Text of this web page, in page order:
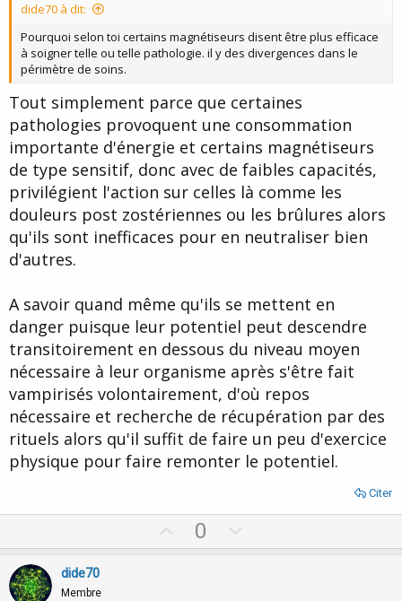
dide70 à dit:
Pourquoi selon toi certains magnétiseurs disent être plus efficace
à soigner telle ou telle pathologie. il y des divergences dans le
périmètre de soins.
Tout simplement parce que certaines
pathologies provoquent une consommation
importante d'énergie et certains magnétiseurs
de type sensitif, donc avec de faibles capacités,
privilégient l'action sur celles là comme les
douleurs post zostériennes ou les brûlures alors
qu'ils sont inefficaces pour en neutraliser bien
d'autres.
A savoir quand même qu'ils se mettent en
danger puisque leur potentiel peut descendre
transitoirement en dessous du niveau moyen
nécessaire à leur organisme après s'être fait
vampirisés volontairement, d'où repos
nécessaire et recherche de récupération par des
rituels alors qu'il suffit de faire un peu d'exercice
physique pour faire remonter le potentiel.
Citer
p
0
o
dide70
Membre